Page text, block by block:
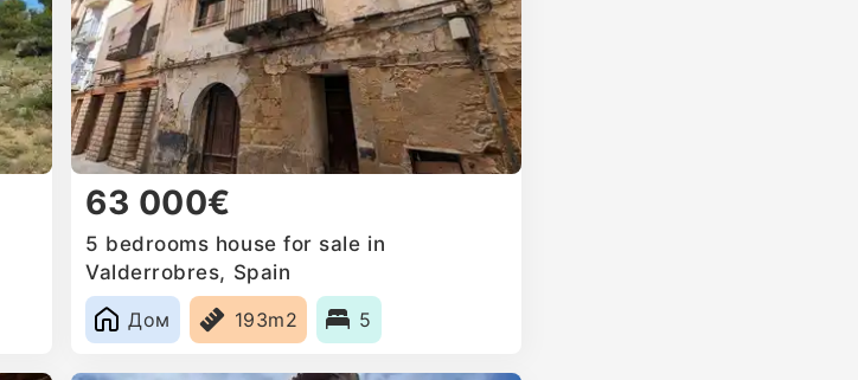
63 000€
5 bedrooms house for sale in
Valderrobres, Spain
Дом
193m2 5